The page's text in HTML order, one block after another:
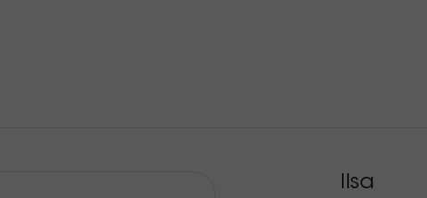
Ilsa